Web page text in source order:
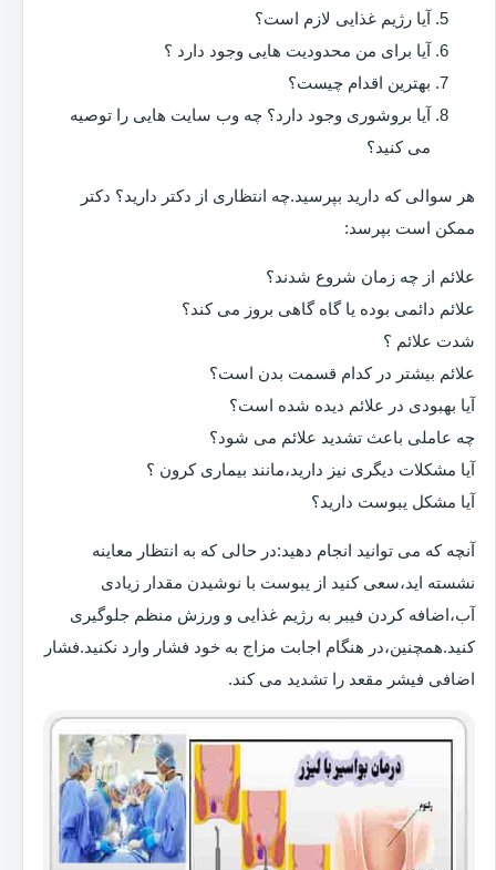
آیا رژیم غذایی لازم است؟
آیا برای من محدودیت هایی وجود دارد ؟
بهترین اقدام چیست؟
آیا بروشوری وجود دارد؟ چه وب سایت هایی را توصیه
می کنید؟
هر سوالی که دارید بپرسید.چه انتظاری از دکتر دارید؟ دکتر
ممکن است بپرسد:
علائم از چه زمان شروع شدند؟
علائم دائمی بوده یا گاه گاهی بروز می کند؟
شدت علائم ؟
علائم بیشتر در کدام قسمت بدن است؟
آیا بهبودی در علائم دیده شده است؟
چه عاملی باعث تشدید علائم می شود؟
آیا مشکلات دیگری نیز دارید،مانند بیماری کرون ؟
آیا مشکل یبوست دارید؟
آنچه که می توانید انجام دهید:در حالی که به انتظار معاینه
نشسته اید،سعی کنید از یبوست با نوشیدن مقدار زیادی
آب،اضافه کردن فیبر به رژیم غذایی و ورزش منظم جلوگیری
کنید.همچنین،در هنگام اجابت مزاج به خود فشار وارد نکنید.فشار
اضافی فیشر مقعد را تشدید می کند.